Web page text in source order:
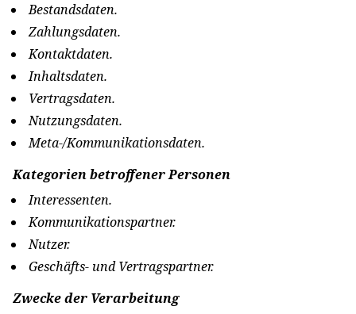
Bestandsdaten.
Zahlungsdaten.
Kontaktdaten.
Inhaltsdaten.
Vertragsdaten.
Nutzungsdaten.
Meta-/Kommunikationsdaten.
Kategorien betroffener Personen
Interessenten.
Kommunikationspartner.
Nutzer.
Geschäfts- und Vertragspartner.
Zwecke der Verarbeitung